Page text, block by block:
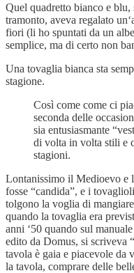
Quel quadretto bianco e blu,
tramonto, aveva regalato
fiori (li ho spuntati da un
semplice, ma di certo non
Una tovaglia bianca sta
stagione.
Così come come ci
seconda delle
sia entusiasmante
di volta in volta stili e
stagioni.
Lontanissimo il Medioevo e
fosse “candida”, e i
tolgono la voglia di
quando la tovaglia era
anni ‘50 quando sul
edito da Domus, si scriveva
tavola è gaia e piacevole da
la tavola, comprare delle